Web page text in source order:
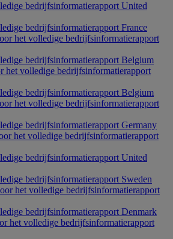
United
France
Belgium
Belgium
Germany
United
Sweden
Denmark